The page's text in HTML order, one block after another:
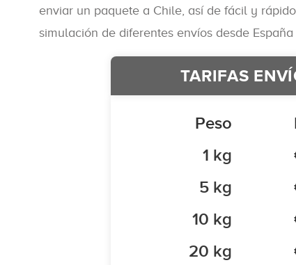
enviar un paquete a Chile, así de fácil y
simulación de diferentes envíos desde
TARIFAS
Peso
1 kg
5 kg
10 kg
20 kg